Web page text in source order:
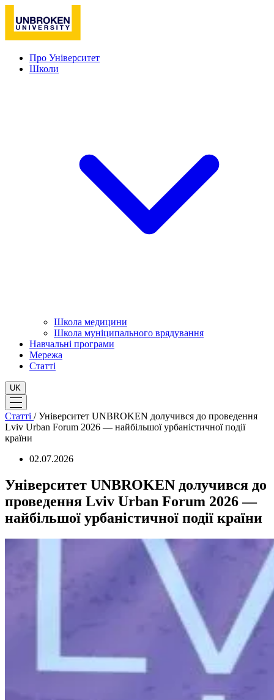
Про Університет
Школи
Школа медицини
Школа муніципального врядування
Навчальні програми
Мережа
Статті
UK
Статті / Університет UNBROKEN долучився до проведення
Lviv Urban Forum 2026 — найбільшої урбаністичної події
країни
02.07.2026
Університет UNBROKEN долучився до
проведення Lviv Urban Forum 2026 —
найбільшої урбаністичної події країни